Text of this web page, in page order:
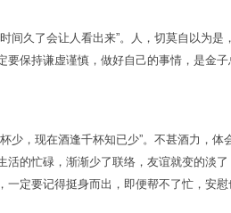
久了会让人看出来”。人，切莫自以为是
要保持谦虚谨慎，做好自己的事情，是金
，现在酒逢千杯知已少”。不甚酒力，体
活的忙碌，渐渐少了联络，友谊就变的淡
一定要记得挺身而出，即便帮不了忙，安